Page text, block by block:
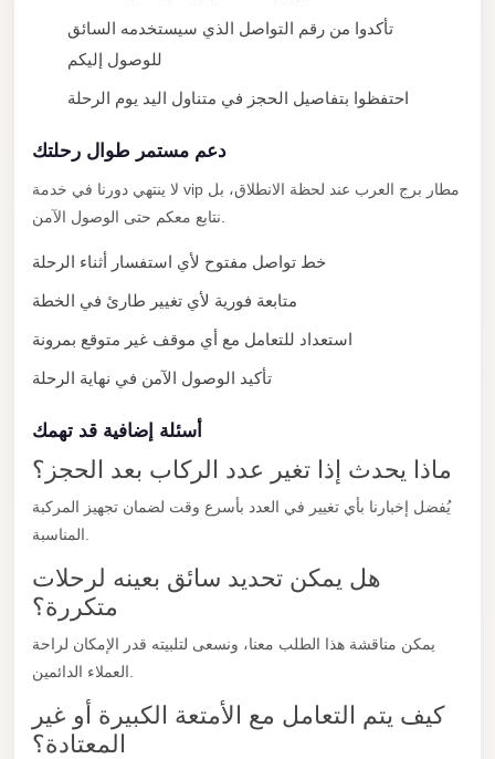
تأكدوا من رقم التواصل الذي سيستخدمه السائق
للوصول إليكم
احتفظوا بتفاصيل الحجز في متناول اليد يوم الرحلة
دعم مستمر طوال رحلتك
لا ينتهي دورنا في خدمة vip مطار برج العرب عند لحظة الانطلاق، بل
خط تواصل مفتوح لأي استفسار أثناء الرحلة
متابعة فورية لأي تغيير طارئ في الخطة
استعداد للتعامل مع أي موقف غير متوقع بمرونة
تأكيد الوصول الآمن في نهاية الرحلة
أسئلة إضافية قد تهمك
ماذا يحدث إذا تغير عدد الركاب بعد الحجز؟
يُفضل إخبارنا بأي تغيير في العدد بأسرع وقت لضمان تجهيز المركبة
هل يمكن تحديد سائق بعينه لرحلات
متكررة؟
يمكن مناقشة هذا الطلب معنا، ونسعى لتلبيته قدر الإمكان لراحة
كيف يتم التعامل مع الأمتعة الكبيرة أو غير
المعتادة؟
Administrative
New
Administrative
Capital
Taxi
Nasr
Service
Limousine
Mohandessin
Taxi
Limousine